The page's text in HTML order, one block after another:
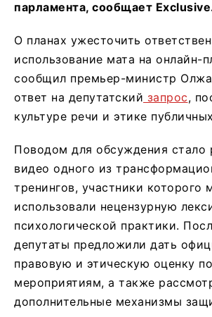
парламента, сообщает
О планах ужесточить
использование мата на онлайн-
сообщил премьер-министр
ответ на депутатский запрос,
культуре речи и этике
Поводом для обсуждения стало
видео одного из
тренингов, участники которого
использовали нецензурную
психологической практики.
депутаты предложили дать
правовую и этическую оценку
мероприятиям, а также
дополнительные механизмы